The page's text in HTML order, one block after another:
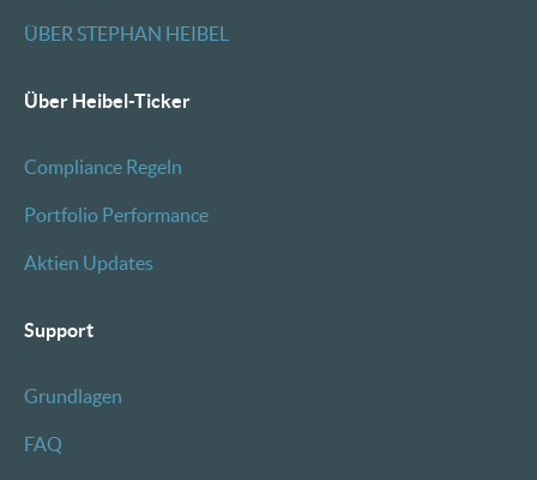
ÜBER STEPHAN HEIBEL
Über Heibel-Ticker
Compliance Regeln
Portfolio Performance
Aktien Updates
Support
Grundlagen
FAQ